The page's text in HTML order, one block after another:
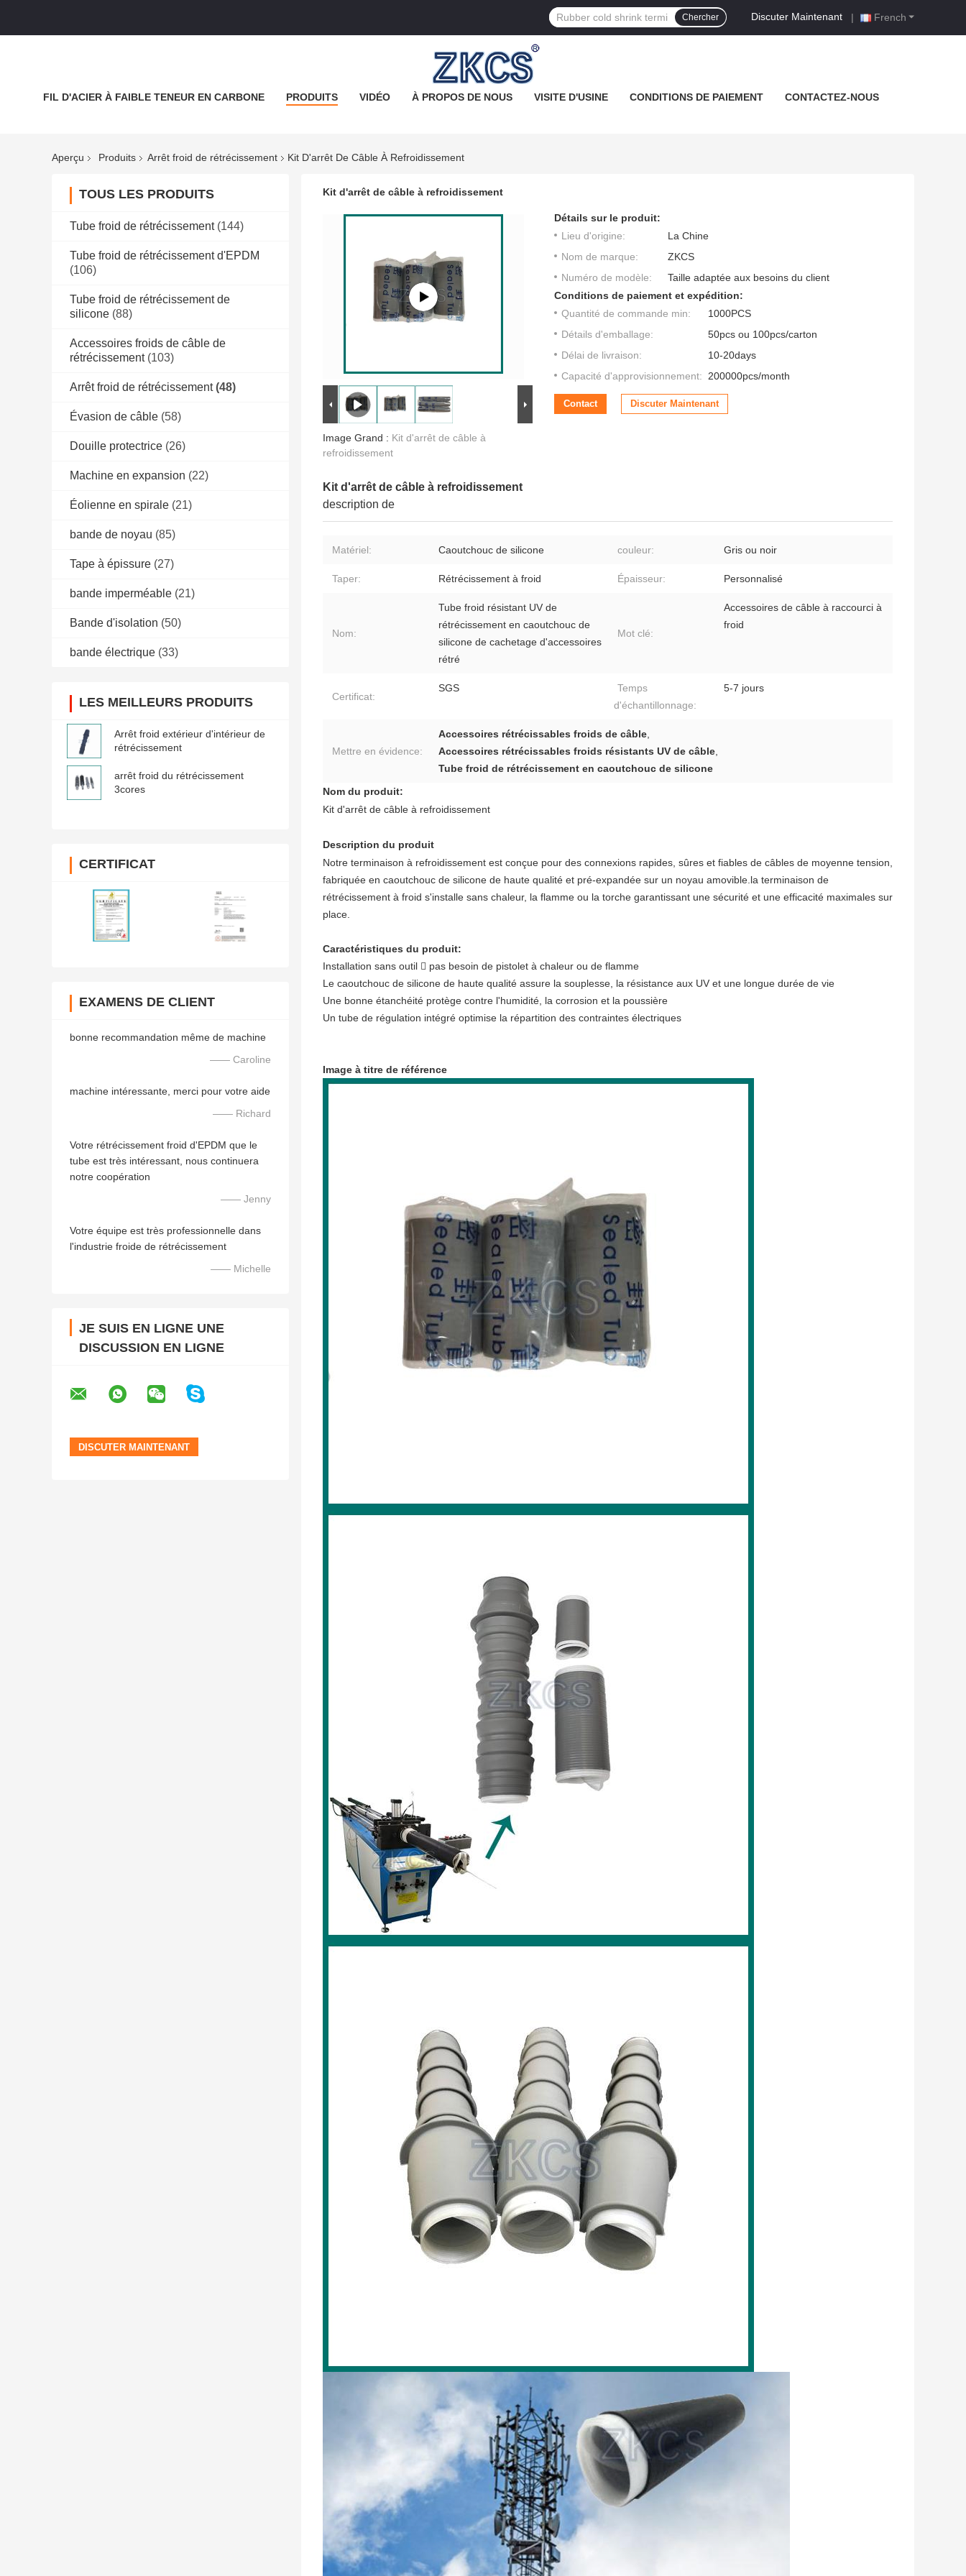
French
Discuter Maintenant |
Chercher
FIL D'ACIER À FAIBLE TENEUR EN CARBONE PRODUITS VIDÉO À PROPOS DE NOUS VISITE D'USINE CONDITIONS DE PAIEMENT CONTACTEZ-NOUS
Aperçu Produits Arrêt froid de rétrécissement Kit D'arrêt De Câble À Refroidissement
TOUS LES PRODUITS
Tube froid de rétrécissement (144)
Tube froid de rétrécissement d'EPDM
(106)
Tube froid de rétrécissement de
silicone (88)
Accessoires froids de câble de
rétrécissement (103)
Arrêt froid de rétrécissement (48)
Évasion de câble (58)
Douille protectrice (26)
Machine en expansion (22)
Éolienne en spirale (21)
bande de noyau (85)
Tape à épissure (27)
bande imperméable (21)
Bande d'isolation (50)
bande électrique (33)
LES MEILLEURS PRODUITS
Arrêt froid extérieur d'intérieur de
rétrécissement
arrêt froid du rétrécissement
3cores
CERTIFICAT
EXAMENS DE CLIENT
bonne recommandation même de machine
—— Caroline
machine intéressante, merci pour votre aide
—— Richard
Votre rétrécissement froid d'EPDM que le
tube est très intéressant, nous continuera
notre coopération
—— Jenny
Votre équipe est très professionnelle dans
l'industrie froide de rétrécissement
—— Michelle
JE SUIS EN LIGNE UNE
DISCUSSION EN LIGNE
Kit d'arrêt de câble à refroidissement
Image Grand : Kit d'arrêt de câble à
refroidissement
Détails sur le produit:
Lieu d'origine:
La Chine
Nom de marque:
ZKCS
Numéro de modèle:
Taille adaptée aux besoins du client
Conditions de paiement et expédition:
Quantité de commande min:
1000PCS
Détails d'emballage:
50pcs ou 100pcs/carton
Délai de livraison:
10-20days
Capacité d'approvisionnement: 200000pcs/month
Contact Discuter Maintenant
Kit d'arrêt de câble à refroidissement
description de
Matériel: Caoutchouc de silicone couleur: Gris ou noir
Taper: Rétrécissement à froid Épaisseur: Personnalisé
Nom:
Tube froid résistant UV de
rétrécissement en caoutchouc de
silicone de cachetage d'accessoires
rétré
Mot clé:
Accessoires de câble à raccourci à
froid
Certificat:
SGS
Temps
d'échantillonnage:
5-7 jours
Mettre en évidence:
Accessoires rétrécissables froids de câble,
Accessoires rétrécissables froids résistants UV de câble,
Tube froid de rétrécissement en caoutchouc de silicone
Nom du produit:
Kit d'arrêt de câble à refroidissement
Description du produit
Notre terminaison à refroidissement est conçue pour des connexions rapides, sûres et fiables de câbles de moyenne tension,
fabriquée en caoutchouc de silicone de haute qualité et pré-expandée sur un noyau amovible.la terminaison de
rétrécissement à froid s'installe sans chaleur, la flamme ou la torche garantissant une sécurité et une efficacité maximales sur
place.
Caractéristiques du produit:
Installation sans outil  pas besoin de pistolet à chaleur ou de flamme
Le caoutchouc de silicone de haute qualité assure la souplesse, la résistance aux UV et une longue durée de vie
Une bonne étanchéité protège contre l'humidité, la corrosion et la poussière
Un tube de régulation intégré optimise la répartition des contraintes électriques
Image à titre de référence